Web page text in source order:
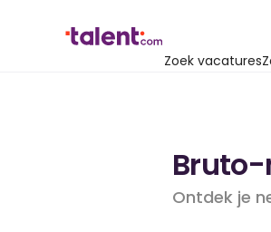
Zoek vacatures
Ontdek je